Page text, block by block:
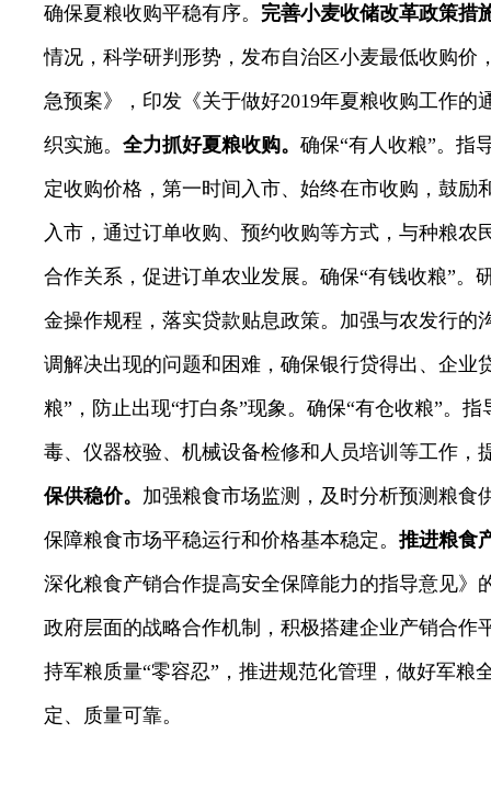
确保夏粮收购平稳有序。 完善小麦收储改革政策措
情况，科学研判形势，发布自治区小麦最低收购价
急预案》，印发《关于做好2019年夏粮收购工作的
织实施。 全力抓好夏粮收购。 确保“有人收粮”。指
定收购价格，第一时间入市、始终在市收购，鼓励
入市，通过订单收购、预约收购等方式，与种粮农
合作关系，促进订单农业发展。确保“有钱收粮”。
金操作规程，落实贷款贴息政策。加强与农发行的
调解决出现的问题和困难，确保银行贷得出、企业
粮”，防止出现“打白条”现象。确保“有仓收粮”。
毒、仪器校验、机械设备检修和人员培训等工作，
保供稳价。 加强粮食市场监测，及时分析预测粮食
保障粮食市场平稳运行和价格基本稳定。 推进粮食
深化粮食产销合作提高安全保障能力的指导意见》
政府层面的战略合作机制，积极搭建企业产销合作
持军粮质量“零容忍”，推进规范化管理，做好军粮
定、质量可靠。